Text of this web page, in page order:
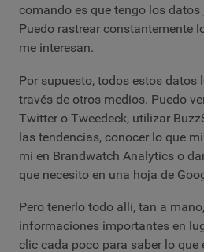
comando es que tengo los
Puedo rastrear constantemente
me interesan.
Por supuesto, todos estos datos
través de otros medios. Puedo
Twitter o Tweedeck, utilizar
las tendencias, conocer lo que
mi en Brandwatch Analytics o
que necesito en una hoja de
Pero tenerlo todo allí, tan a
informaciones importantes en
clic cada poco para saber lo